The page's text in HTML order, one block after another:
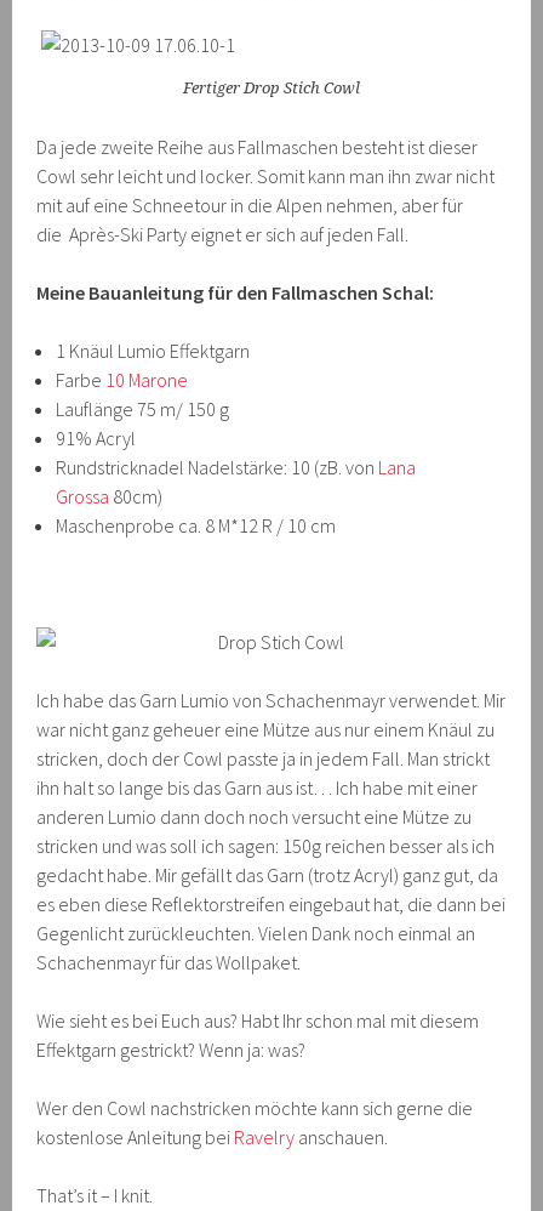
Fertiger Drop Stich Cowl
Da jede zweite Reihe aus Fallmaschen besteht ist dieser
Cowl sehr leicht und locker. Somit kann man ihn zwar nicht
mit auf eine Schneetour in die Alpen nehmen, aber für
die Après-Ski Party eignet er sich auf jeden Fall.
Meine Bauanleitung für den Fallmaschen Schal:
1 Knäul Lumio Effektgarn
Farbe 10 Marone
Lauflänge 75 m/ 150 g
91% Acryl
Rundstricknadel Nadelstärke: 10 (zB. von Lana
Grossa 80cm)
Maschenprobe ca. 8 M*12 R / 10 cm
Ich habe das Garn Lumio von Schachenmayr verwendet. Mir
war nicht ganz geheuer eine Mütze aus nur einem Knäul zu
stricken, doch der Cowl passte ja in jedem Fall. Man strickt
ihn halt so lange bis das Garn aus ist… Ich habe mit einer
anderen Lumio dann doch noch versucht eine Mütze zu
stricken und was soll ich sagen: 150g reichen besser als ich
gedacht habe. Mir gefällt das Garn (trotz Acryl) ganz gut, da
es eben diese Reflektorstreifen eingebaut hat, die dann bei
Gegenlicht zurückleuchten. Vielen Dank noch einmal an
Schachenmayr für das Wollpaket.
Wie sieht es bei Euch aus? Habt Ihr schon mal mit diesem
Effektgarn gestrickt? Wenn ja: was?
Wer den Cowl nachstricken möchte kann sich gerne die
kostenlose Anleitung bei Ravelry anschauen.
That’s it – I knit.